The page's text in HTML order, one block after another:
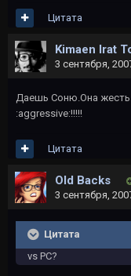
Цитата
Kimaen Irat
3 сентября,
Даешь Соню.Она
:aggressive:!!!!!
Цитата
Old Backs
3 сентября,
Цитата
vs PC?